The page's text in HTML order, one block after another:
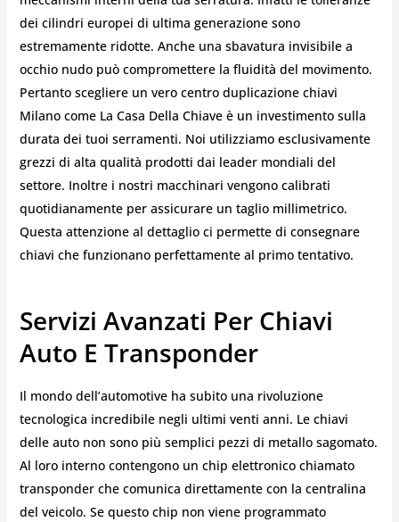
dei cilindri europei di ultima generazione sono
estremamente ridotte. Anche una sbavatura invisibile a
occhio nudo può compromettere la fluidità del movimento.
Pertanto scegliere un vero centro duplicazione chiavi
Milano come La Casa Della Chiave è un investimento sulla
durata dei tuoi serramenti. Noi utilizziamo esclusivamente
grezzi di alta qualità prodotti dai leader mondiali del
settore. Inoltre i nostri macchinari vengono calibrati
quotidianamente per assicurare un taglio millimetrico.
Questa attenzione al dettaglio ci permette di consegnare
chiavi che funzionano perfettamente al primo tentativo.
Servizi Avanzati Per Chiavi
Auto E Transponder
Il mondo dell’automotive ha subito una rivoluzione
tecnologica incredibile negli ultimi venti anni. Le chiavi
delle auto non sono più semplici pezzi di metallo sagomato.
Al loro interno contengono un chip elettronico chiamato
transponder che comunica direttamente con la centralina
del veicolo. Se questo chip non viene programmato